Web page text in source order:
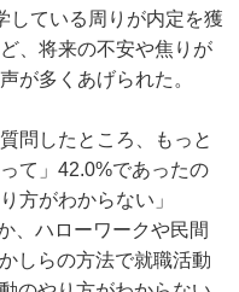
している周りが内定を獲
、将来の不安や焦りが
が多くあげられた。
問したところ、もっと
て」42.0%であったの
方がわからない」
、ハローワークや民間
しらの方法で就職活動